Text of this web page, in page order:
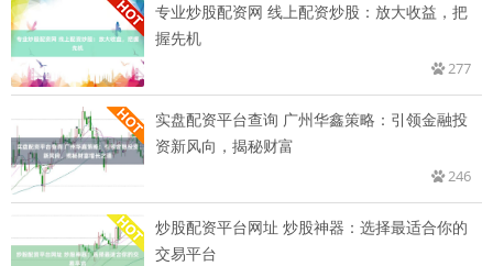
专业炒股配资网 线上配资炒股：放大收益，把
握先机
277
实盘配资平台查询 广州华鑫策略：引领金融投
资新风向，揭秘财富
246
炒股配资平台网址 炒股神器：选择最适合你的
交易平台